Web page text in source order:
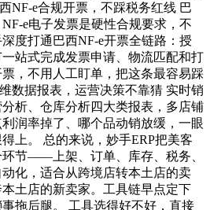
NF-e合规开票，不踩税务红线 巴
e电子发票是硬性合规要求，不
度打通巴西NF-e开票全链路：授
站式完成发票申请、物流匹配和打
，不用人工盯单，把这条最容易踩
数据报表，运营决策不靠猜 实时销
析、仓库分析四大类报表，多店铺
润率掉了、哪个品动销放缓，一眼
上。 总的来说，妙手ERP把美客
节——上架、订单、库存、税务、
化，适合从跨境店转本土店的卖
土店的新卖家。工具链早点定下
拖后腿。 工具选得好不好，直接